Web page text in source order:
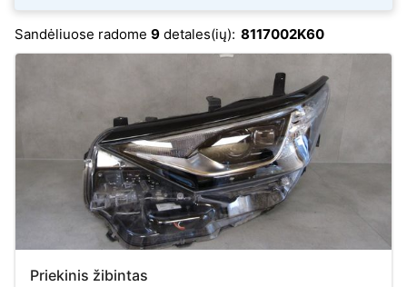
Sandėliuose radome 9 detales(ių): 8117002K60
Priekinis žibintas